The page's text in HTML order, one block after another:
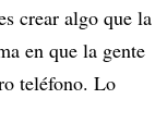
crear algo que la
en que la gente
teléfono. Lo